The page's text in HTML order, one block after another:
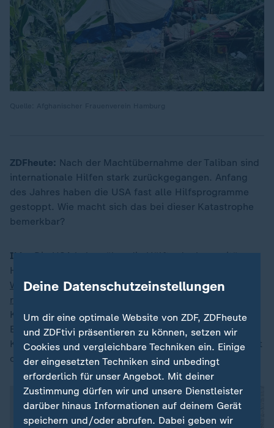
ZDFheute: Nach der Machtübernahme der Taliban sind
internationale Hilfen stark zurückgegangen. Anfang
des Jahres haben die USA fast alle Hilfsprogramme
gestoppt. Wie macht sich das bei dieser Katastrophe
bemerkbar?
Ihle:
Die USA haben über die Hälfte der humanitären
Hilfe in Afghanistan ermöglicht. Und
Wegbrechen hat die Infrastrukturen wahnsinnig
reduziert, vor allem im Gesundheitsbereich
Kliniken mussten schließen und auch 300
Ernährungszentren für mangel- und unterernährte
Kinder. Über 80.000 Menschen waren dann über Nacht
ohne diese Hilfe. Und das merken wir natürlich jetzt.
Deine Datenschutzeinstellungen
Um dir eine optimale Website von ZDF, ZDFheute
und ZDFtivi präsentieren zu können, setzen wir
Cookies und vergleichbare Techniken ein. Einige
der eingesetzten Techniken sind unbedingt
erforderlich für unser Angebot. Mit deiner
Zustimmung dürfen wir und unsere Dienstleister
darüber hinaus Informationen auf deinem Gerät
speichern und/oder abrufen. Dabei geben wir